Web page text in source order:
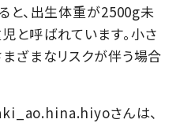
と、出生体重が2500g未
と呼ばれています。小さ
ざまなリスクが伴う場合
さんは、